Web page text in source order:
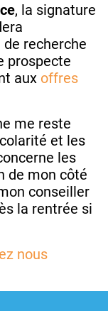
, la signature
recherche
prospecte
aux offres
me reste
et les
les
de mon côté
conseiller
la rentrée si
nous